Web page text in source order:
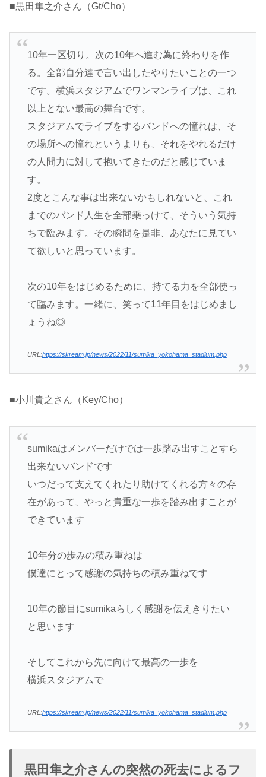
■黒田隼之介さん（Gt/Cho）
10年一区切り。次の10年へ進む為に終わりを作
る。全部自分達で言い出したやりたいことの一つ
です。横浜スタジアムでワンマンライブは、これ
以上とない最高の舞台です。
スタジアムでライブをするバンドへの憧れは、そ
の場所への憧れというよりも、それをやれるだけ
の人間力に対して抱いてきたのだと感じていま
す。
2度とこんな事は出来ないかもしれないと、これ
までのバンド人生を全部乗っけて、そういう気持
ちで臨みます。その瞬間を是非、あなたに見てい
て欲しいと思っています。
次の10年をはじめるために、持てる力を全部使っ
て臨みます。一緒に、笑って11年目をはじめまし
ょうね◎
URL:https://skream.jp/news/2022/11/sumika_yokohama_stadium.php
■小川貴之さん（Key/Cho）
sumikaはメンバーだけでは一歩踏み出すことすら
出来ないバンドです
いつだって支えてくれたり助けてくれる方々の存
在があって、やっと貴重な一歩を踏み出すことが
できています
10年分の歩みの積み重ねは
僕達にとって感謝の気持ちの積み重ねです
10年の節目にsumikaらしく感謝を伝えきりたい
と思います
そしてこれから先に向けて最高の一歩を
横浜スタジアムで
URL:https://skream.jp/news/2022/11/sumika_yokohama_stadium.php
黒田隼之介さんの突然の死去によるフ